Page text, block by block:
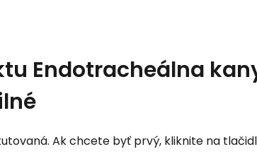
Endotracheálna
Ak chcete byť prvý, kliknite na